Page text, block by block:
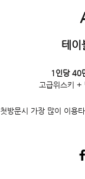
테이
1인당 40
고급위스키 +
첫방문시 가장 많이 이용